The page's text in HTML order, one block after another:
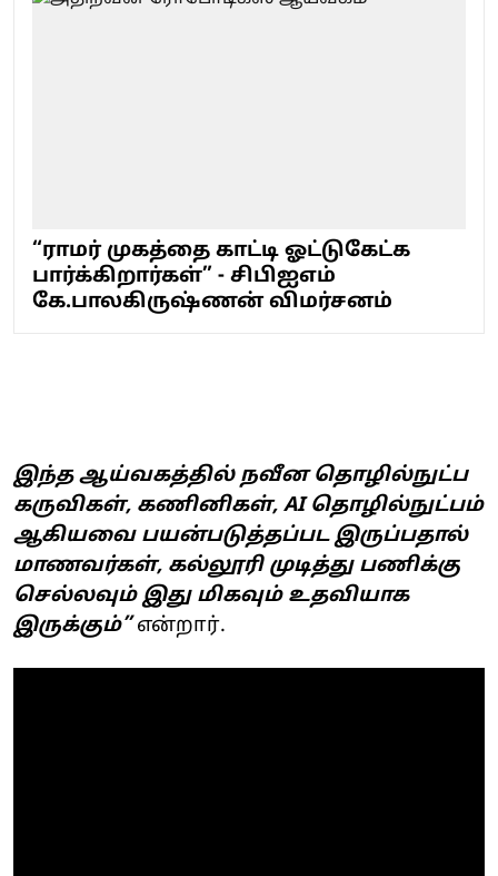
“ராமர் முகத்தை காட்டி ஓட்டுகேட்க
பார்க்கிறார்கள்” - சிபிஐஎம்
கே.பாலகிருஷ்ணன் விமர்சனம்
இந்த ஆய்வகத்தில் நவீன தொழில்நுட்ப
கருவிகள், கணினிகள், AI தொழில்நுட்பம்
ஆகியவை பயன்படுத்தப்பட இருப்பதால்
மாணவர்கள், கல்லூரி முடித்து பணிக்கு
செல்லவும் இது மிகவும் உதவியாக
இருக்கும்”என்றார்.